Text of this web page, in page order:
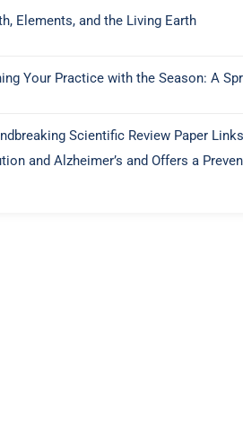
Elements, and the Living Earth
Your Practice with the Season: A
Scientific Review Paper
and Alzheimer’s and Offers a